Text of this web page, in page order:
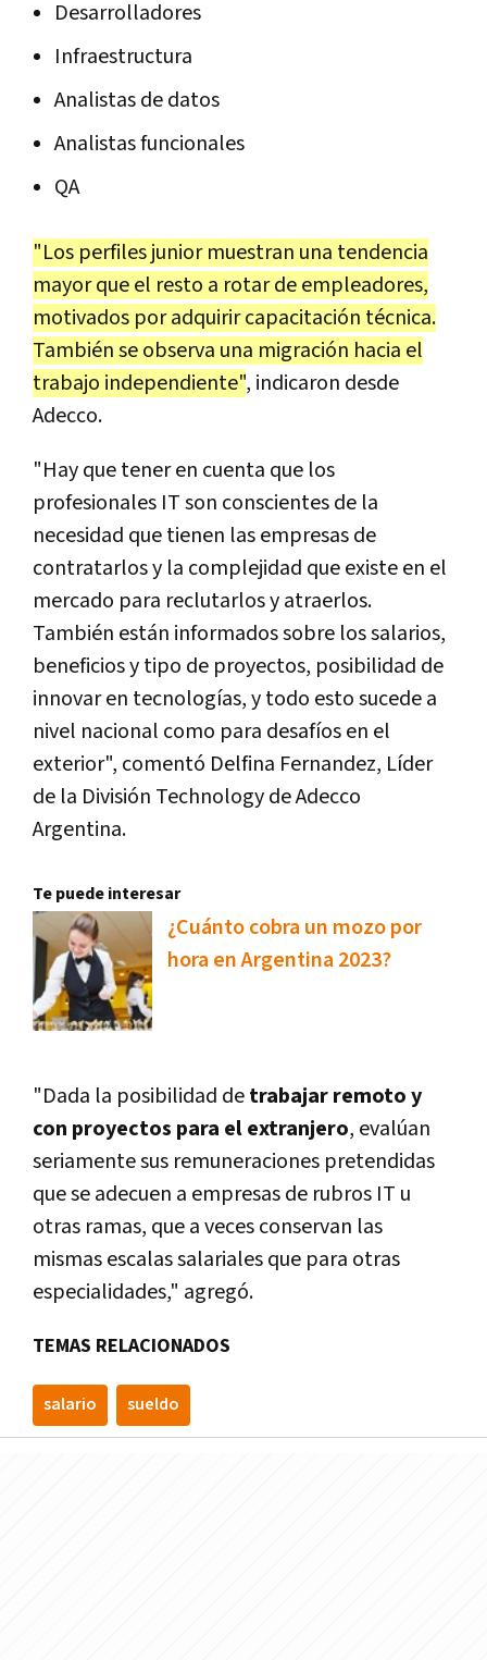
Desarrolladores
Infraestructura
Analistas de datos
Analistas funcionales
QA
"Los perfiles junior muestran una tendencia
mayor que el resto a rotar de empleadores,
motivados por adquirir capacitación técnica.
También se observa una migración hacia el
trabajo independiente", indicaron desde
Adecco.
"Hay que tener en cuenta que los
profesionales IT son conscientes de la
necesidad que tienen las empresas de
contratarlos y la complejidad que existe en el
mercado para reclutarlos y atraerlos.
También están informados sobre los salarios,
beneficios y tipo de proyectos, posibilidad de
innovar en tecnologías, y todo esto sucede a
nivel nacional como para desafíos en el
exterior", comentó Delfina Fernandez, Líder
de la División Technology de Adecco
Argentina.
Te puede interesar
¿Cuánto cobra un mozo por
hora en Argentina 2023?
"Dada la posibilidad detrabajar remoto y
con proyectos para el extranjero, evalúan
seriamente sus remuneraciones pretendidas
que se adecuen a empresas de rubros IT u
otras ramas, que a veces conservan las
mismas escalas salariales que para otras
especialidades," agregó.
TEMAS RELACIONADOS
salario sueldo